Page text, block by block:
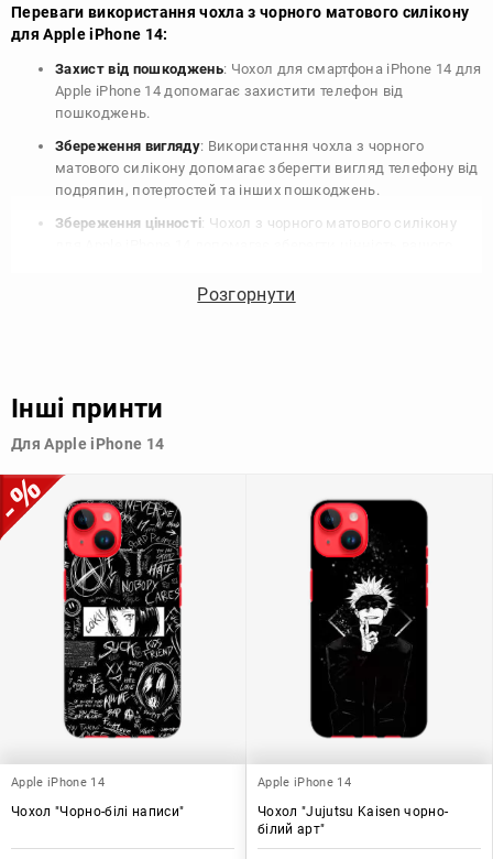
Переваги використання чохла з чорного матового силікону
для Apple iPhone 14:
Захист від пошкоджень: Чохол для смартфона iPhone 14 для
Apple iPhone 14 допомагає захистити телефон від
пошкоджень.
Збереження вигляду: Використання чохла з чорного
матового силікону допомагає зберегти вигляд телефону від
подряпин, потертостей та інших пошкоджень.
Збереження цінності: Чохол з чорного матового силікону
продати свій пристрій в майбутньому.
Узагалі, чохол для телефону - це дуже корисний аксесуар, який
допомагає захистити ваш пристрій, зберегти його цінність і
Розгорнути
Інші принти
Для Apple iPhone 14
Apple iPhone 14
Чохол "Чорно-білі написи"
Apple iPhone 14
Чохол "Jujutsu Kaisen чорно-
білий арт"